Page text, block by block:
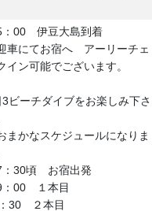
00 伊豆大島到着
車にてお宿へ アーリーチェ
イン可能でございます。
3ビーチダイブをお楽しみ下さ
まかなスケジュールになりま
30頃 お宿出発
00 １本目
30 ２本目